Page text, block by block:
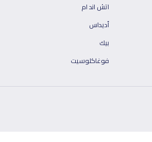
اتش اند ام
أديداس
بيك
فوغاكلوسيت